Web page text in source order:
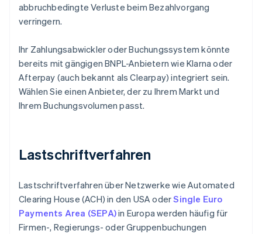
abbruchbedingte Verluste beim Bezahlvorgang
verringern.
Ihr Zahlungsabwickler oder Buchungssystem könnte
bereits mit gängigen BNPL-Anbietern wie Klarna oder
Afterpay (auch bekannt als Clearpay) integriert sein.
Wählen Sie einen Anbieter, der zu Ihrem Markt und
Ihrem Buchungsvolumen passt.
Lastschriftverfahren
Lastschriftverfahren über Netzwerke wie Automated
Clearing House (ACH) in den USA oderSingle Euro
Payments Area (SEPA)in Europa werden häufig für
Firmen-, Regierungs- oder Gruppenbuchungen